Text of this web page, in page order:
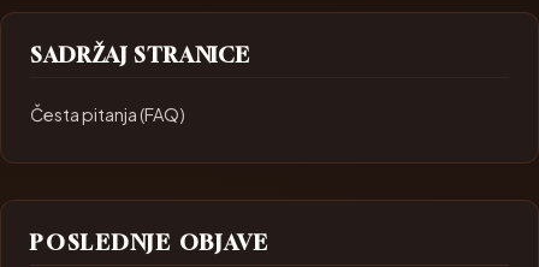
SADRŽAJ STRANICE
Česta pitanja (FAQ)
POSLEDNJE OBJAVE